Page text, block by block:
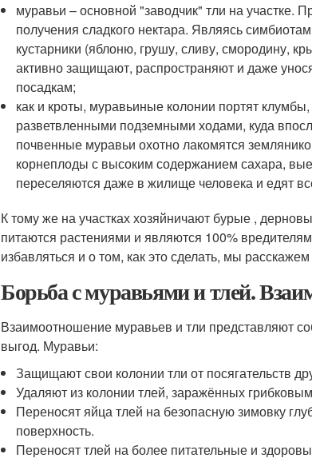
муравьи – основной "заводчик" тли на участке.
получения сладкого нектара. Являясь
кустарники (яблоню, грушу, сливу, смородину,
активно защищают, распространяют и даже
посадкам;
как и кроты, муравьиные колонии портят
разветвленными подземными ходами, куда
почвенные муравьи охотно лакомятся
корнеплоды с высоким содержанием сахара,
переселяются даже в жилище человека и едят
К тому же на участках хозяйничают бурые ,
питаются растениями и являются 100%
избавляться и о том, как это сделать, мы
Борьба с муравьями и тлей.
Взаимоотношение муравьев и тли представляют
выгод. Муравьи:
Защищают свои колонии тли от посягательств
Удаляют из колонии тлей, заражённых
Переносят яйца тлей на безопасную зимовку
поверхность.
Переносят тлей на более питательные и